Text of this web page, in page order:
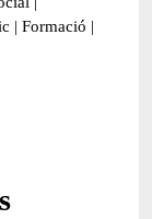
| Formació |